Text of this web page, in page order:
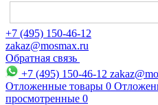
+7 (495) 150-46-12
zakaz@mosmax.ru
Обратная связь
+7 (495) 150-46-12
Отложенные товары 0
просмотренные 0